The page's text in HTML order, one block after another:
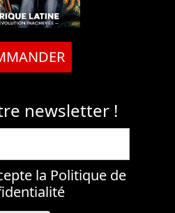
newsletter !
la Politique de